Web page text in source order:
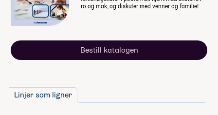
dette
Mat på Friluftsliv Svalbard, frivillig
studietur
Mat på Dykk i Maldivene, frivillig
studietur
studietur
Utstyr til linja (se Utstyr til linja
ro og mak, og diskuter med venner og familie!
Bestill katalogen
Linjer som ligner